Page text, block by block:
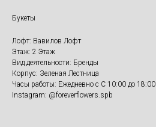
Букеты
Лофт: Вавилов Лофт
Этаж: 2 Этаж
Вид деятельности: Бренды
Корпус: Зеленая Лестница
Часы работы: Ежедневно с С 10:00 до 18:00
Instagram: @foreverflowers.spb